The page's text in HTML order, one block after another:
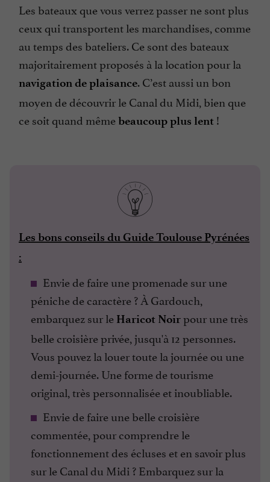
Les bateaux que vous verrez passer ne sont plus
ceux qui transportent les marchandises, comme
au temps des bateliers. Ce sont des bateaux
majoritairement proposés à la location pour la
navigation de plaisance. C’est aussi un bon
moyen de découvrir le Canal du Midi, bien que
ce soit quand mêmebeaucoup plus lent !
Les bons conseils du Guide Toulouse Pyrénées
:
Envie de faire une promenade sur une
péniche de caractère ? À Gardouch,
embarquez sur le Haricot Noirpour une très
belle croisière privée, jusqu'à 12 personnes.
Vous pouvez la louer toute la journée ou une
demi-journée. Une forme de tourisme
original, très personnalisée et inoubliable.
Envie de faire une belle croisière
commentée, pour comprendre le
fonctionnement des écluses et en savoir plus
sur le Canal du Midi ? Embarquez sur la